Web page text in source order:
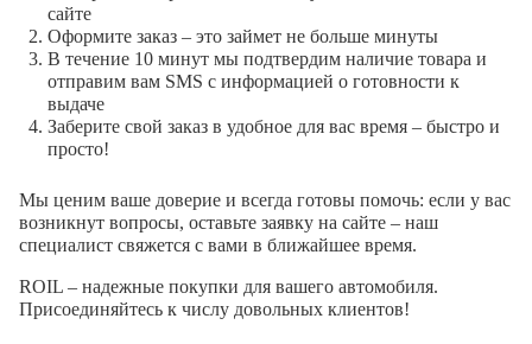
сайте
Оформите заказ – это займет не больше минуты
В течение 10 минут мы подтвердим наличие товара и
отправим вам SMS с информацией о готовности к
выдаче
Заберите свой заказ в удобное для вас время – быстро и
просто!
Мы ценим ваше доверие и всегда готовы помочь: если у вас
возникнут вопросы, оставьте заявку на сайте – наш
специалист свяжется с вами в ближайшее время.
ROIL – надежные покупки для вашего автомобиля.
Присоединяйтесь к числу довольных клиентов!